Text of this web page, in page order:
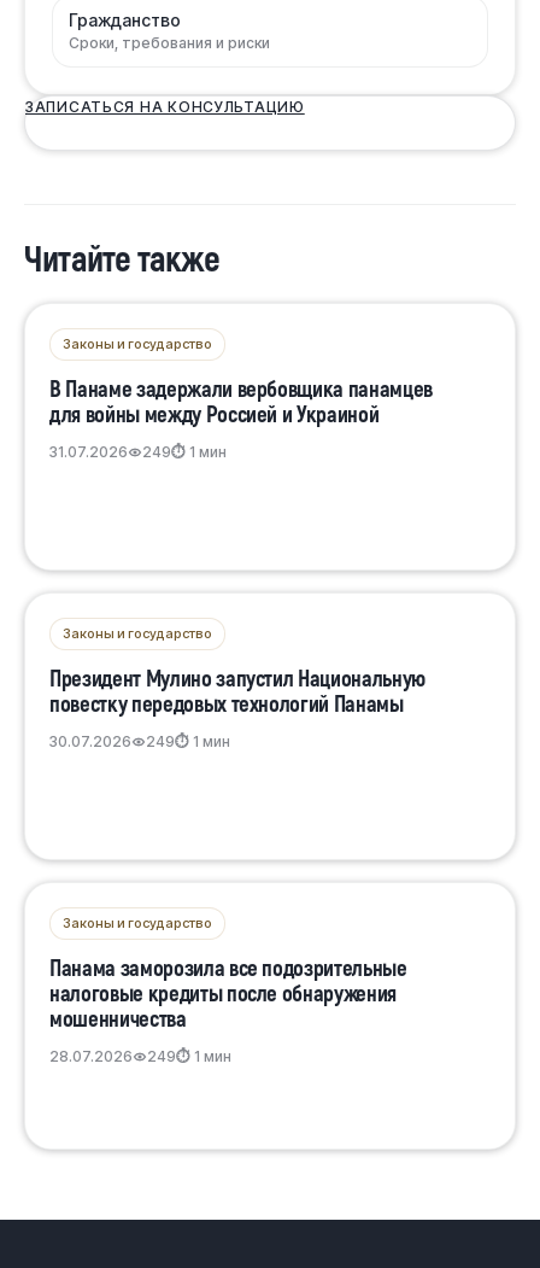
Гражданство
Сроки, требования и риски
ЗАПИСАТЬСЯ НА КОНСУЛЬТАЦИЮ
Читайте также
Законы и государство
В Панаме задержали вербовщика панамцев
для войны между Россией и Украиной
31.07.2026 249⏱ 1 мин
Законы и государство
Президент Мулино запустил Национальную
повестку передовых технологий Панамы
30.07.2026 249⏱ 1 мин
Законы и государство
Панама заморозила все подозрительные
налоговые кредиты после обнаружения
мошенничества
28.07.2026 249⏱ 1 мин